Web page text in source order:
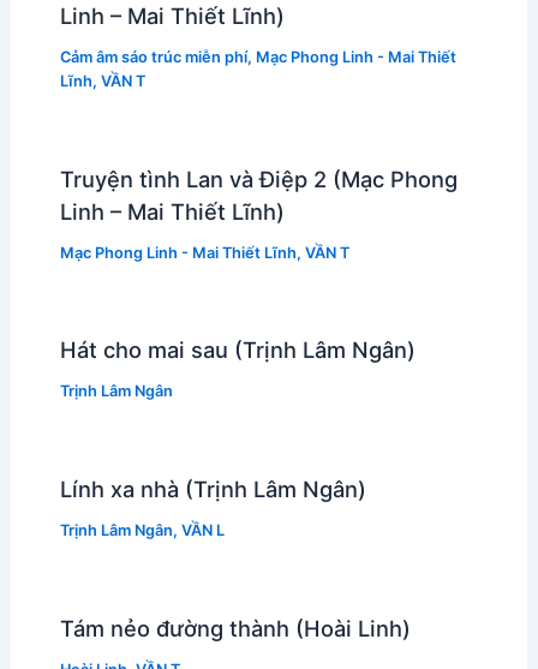
Linh – Mai Thiết Lĩnh)
Cảm âm sáo trúc miễn phí, Mạc Phong Linh - Mai Thiết
Lĩnh, VẦN T
Truyện tình Lan và Điệp 2 (Mạc Phong
Linh – Mai Thiết Lĩnh)
Mạc Phong Linh - Mai Thiết Lĩnh, VẦN T
Hát cho mai sau (Trịnh Lâm Ngân)
Trịnh Lâm Ngân
Lính xa nhà (Trịnh Lâm Ngân)
Trịnh Lâm Ngân, VẦN L
Tám nẻo đường thành (Hoài Linh)